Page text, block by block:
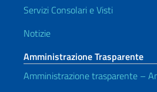
Servizi Consolari e Visti
Notizie
Amministrazione Trasparente
Amministrazione trasparente –